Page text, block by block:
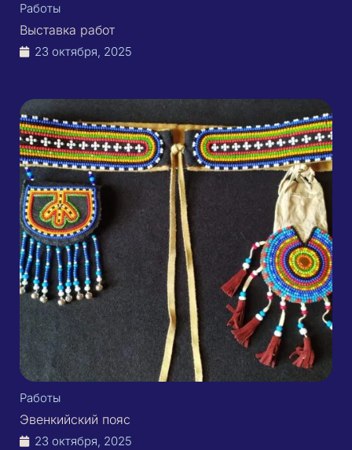
Работы
Выставка работ
23 октября, 2025
Работы
Эвенкийский пояс
23 октября, 2025